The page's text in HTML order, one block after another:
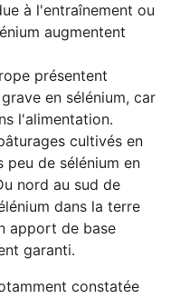
à l'entraînement ou
augmentent
présentent
en sélénium, car
l'alimentation.
cultivés en
peu de sélénium en
nord au sud de
dans la terre
apport de base
garanti.
constatée